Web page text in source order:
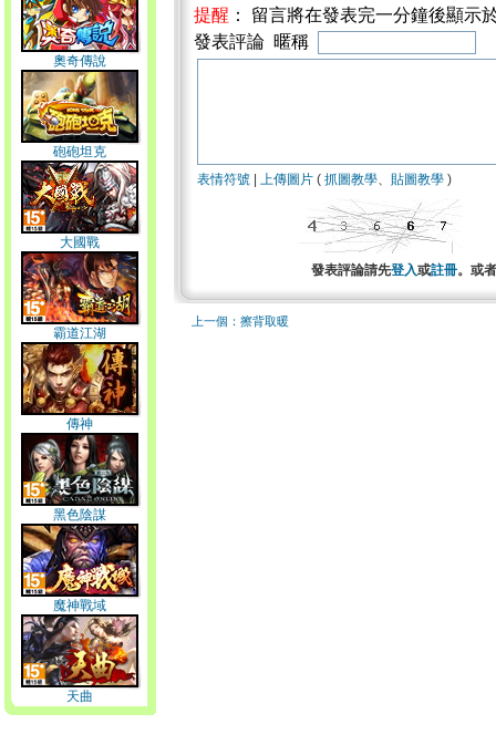
奧奇傳說
砲砲坦克
大國戰
霸道江湖
傳神
黑色陰謀
魔神戰域
天曲
提醒 ： 留言將在發表完一分鐘後顯示
發表評論 暱稱
表情符號 上傳圖片 ( 抓圖教學、 貼圖教學 )
發表評論請先登入或註冊。或
上一個：擦背取暖